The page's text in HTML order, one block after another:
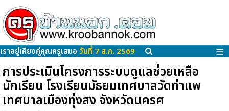
เราอยู่เคียงคู่คุณครูเสมอ วันที่ 7 ส.ค. 2569 ☰
การประเมินโครงการระบบดูแลช่วยเหลือ
นักเรียน โรงเรียนมัธยมเทศบาลวัดท่าแพ
เทศบาลเมืองทุ่งสง จังหวัดนครศ